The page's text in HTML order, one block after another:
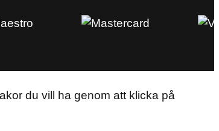
du vill ha genom att klicka på